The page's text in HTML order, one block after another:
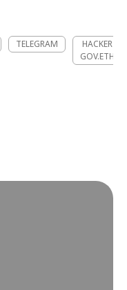
TELEGRAM
HACKER
GOV.ETH